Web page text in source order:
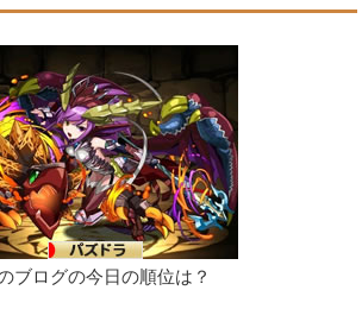
ブログの今日の順位は？